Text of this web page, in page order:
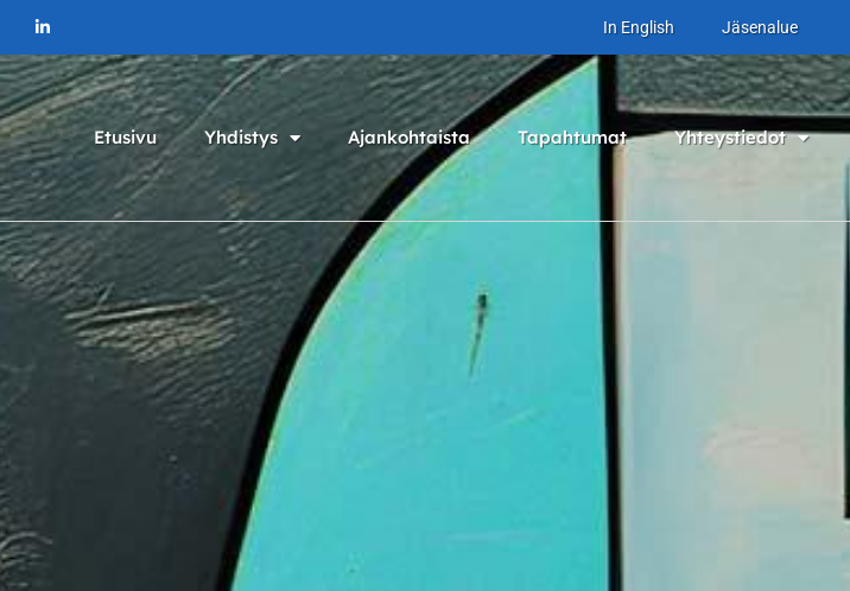
In English Jäsenalue
Etusivu Yhdistys Ajankohtaista Tapahtumat Yhteystiedot